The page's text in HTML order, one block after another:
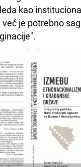
kao
je potrebno